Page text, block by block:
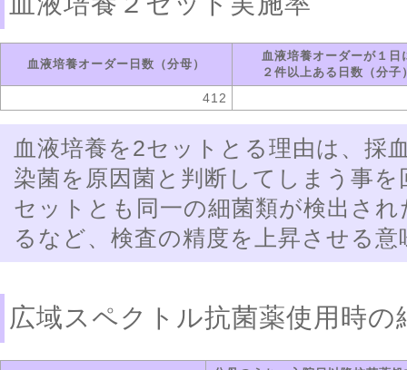
血液培養オーダー日数（分母）
血液培養オーダーが１日
２件以上ある日数（分子
412
血液培養を2セットとる理由は、採
染菌を原因菌と判断してしまう事
セットとも同一の細菌類が検出さ
るなど、検査の精度を上昇させる
広域スペクトル抗菌薬使用時の